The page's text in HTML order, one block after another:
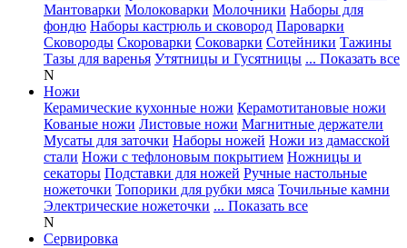
Мантоварки Молоковарки Молочники Наборы для
фондю Наборы кастрюль и сковород Пароварки
Сковороды Скороварки Соковарки Сотейники Тажины
Тазы для варенья Утятницы и Гусятницы ... Показать все
N
Ножи
Керамические кухонные ножи Керамотитановые ножи
Кованые ножи Листовые ножи Магнитные держатели
Мусаты для заточки Наборы ножей Ножи из дамасской
стали Ножи с тефлоновым покрытием Ножницы и
секаторы Подставки для ножей Ручные настольные
ножеточки Топорики для рубки мяса Точильные камни
Электрические ножеточки ... Показать все
N
Сервировка